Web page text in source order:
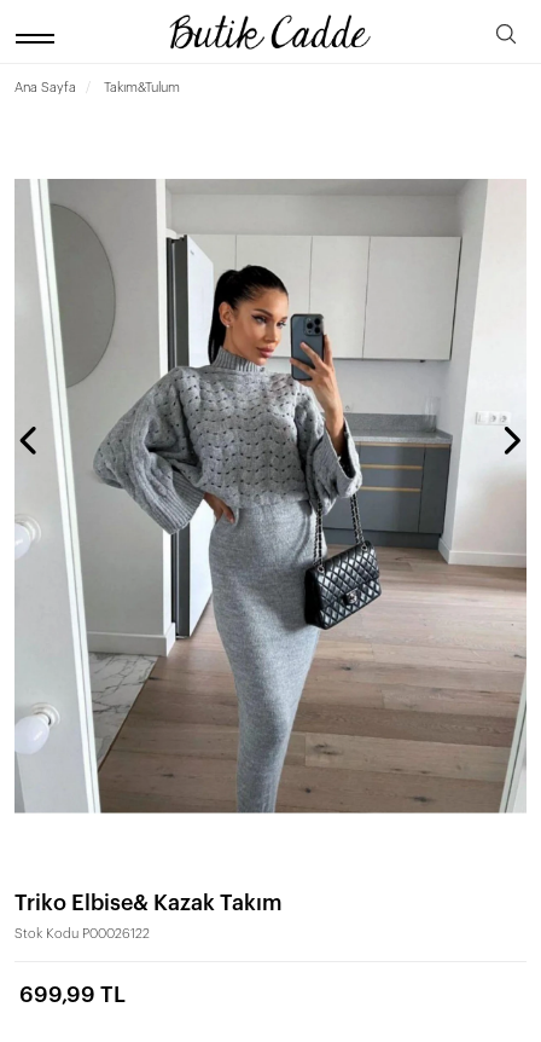
Ana Sayfa Takım&Tulum
Triko Elbise& Kazak Takım
Stok Kodu P00026122
699,99 TL